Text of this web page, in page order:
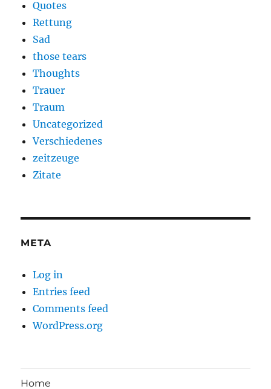
Quotes
Rettung
Sad
those tears
Thoughts
Trauer
Traum
Uncategorized
Verschiedenes
zeitzeuge
Zitate
META
Log in
Entries feed
Comments feed
WordPress.org
Home